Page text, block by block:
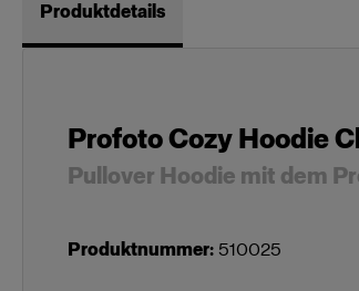
Produktdetails
Profoto Cozy Hoodie
Pullover Hoodie mit dem
Produktnummer: 510025